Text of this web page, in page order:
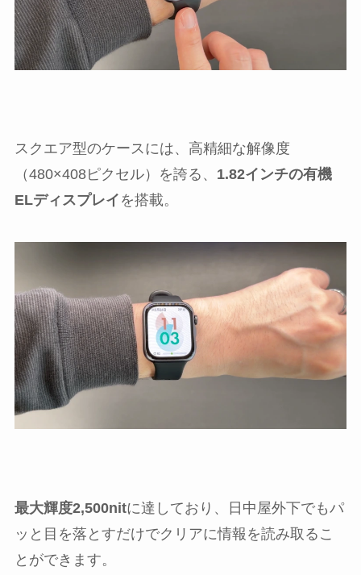
スクエア型のケースには、高精細な解像度
（480×408ピクセル）を誇る、 1.82インチの有機
ELディスプレイ を搭載。
最大輝度2,500nitに達しており、日中屋外下でもパ
ッと目を落とすだけでクリアに情報を読み取るこ
とができます。